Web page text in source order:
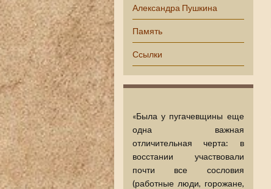
Александра Пушкина
Память
Ссылки
«Была у пугачевщины еще
одна важная
отличительная черта: в
восстании участвовали
почти все сословия
(работные люди, горожане,